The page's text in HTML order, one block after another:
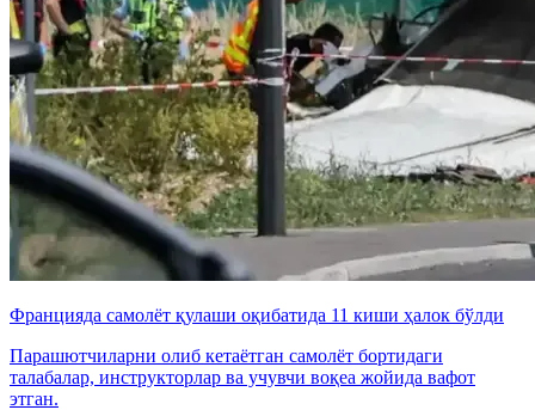
Францияда самолёт қулаши оқибатида 11 киши ҳалок бўлди
Парашютчиларни олиб кетаётган самолёт бортидаги
талабалар, инструкторлар ва учувчи воқеа жойида вафот
этган.